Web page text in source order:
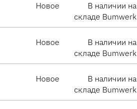
Новое
В наличии на
складе Bumwerk
Новое
В наличии на
складе Bumwerk
Новое
В наличии на
складе Bumwerk